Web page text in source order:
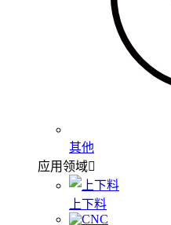
其他
应用领域
上下料